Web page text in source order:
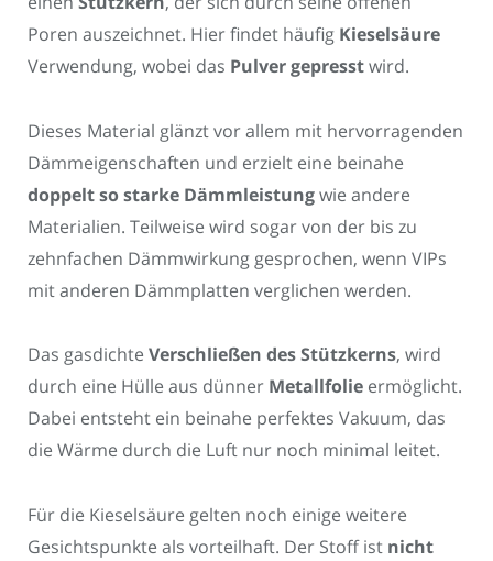
Poren auszeichnet. Hier findet häufig Kieselsäure
Verwendung, wobei das Pulver gepresstwird.
Dieses Material glänzt vor allem mit hervorragenden
Dämmeigenschaften und erzielt eine beinahe
doppelt so starke Dämmleistungwie andere
Materialien. Teilweise wird sogar von der bis zu
zehnfachen Dämmwirkung gesprochen, wenn VIPs
mit anderen Dämmplatten verglichen werden.
Das gasdichte Verschließen des Stützkerns, wird
durch eine Hülle aus dünner Metallfolie ermöglicht.
Dabei entsteht ein beinahe perfektes Vakuum, das
die Wärme durch die Luft nur noch minimal leitet.
Für die Kieselsäure gelten noch einige weitere
Gesichtspunkte als vorteilhaft. Der Stoff ist nicht